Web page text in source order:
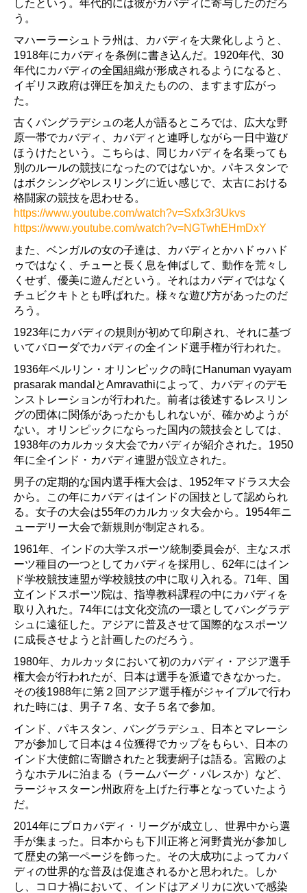
したという。年代的には彼がカバディに寄与したのだろ
う。
マハーラーシュトラ州は、カバディを大衆化しようと、
1918年にカバディを条例に書き込んだ。1920年代、30
年代にカバディの全国組織が形成されるようになると、
イギリス政府は弾圧を加えたものの、ますます広がっ
た。
古くバングラデシュの老人が語るところでは、広大な野
原一帯でカバディ、カバディと連呼しながら一日中遊び
ほうけたという。こちらは、同じカバディを名乗っても
別のルールの競技になったのではないか。パキスタンで
はボクシングやレスリングに近い感じで、太古における
格闘家の競技を思わせる。
https://www.youtube.com/watch?v=Sxfx3r3Ukvs
https://www.youtube.com/watch?v=NGTwhEHmDxY
また、ベンガルの女の子達は、カバディとかハドゥハド
ゥではなく、チューと長く息を伸ばして、動作を荒々し
くせず、優美に遊んだという。それはカバディではなく
チュビクキトとも呼ばれた。様々な遊び方があったのだ
ろう。
1923年にカバディの規則が初めて印刷され、それに基づ
いてバローダでカバディの全インド選手権が行われた。
1936年ベルリン・オリンピックの時にHanuman vyayam
prasarak mandalとAmravathiによって、カバディのデモ
ンストレーションが行われた。前者は後述するレスリン
グの団体に関係があったかもしれないが、確かめようが
ない。オリンピックにならった国内の競技会としては、
1938年のカルカッタ大会でカバディが紹介された。1950
年に全インド・カバディ連盟が設立された。
男子の定期的な国内選手権大会は、1952年マドラス大会
から。この年にカバディはインドの国技として認められ
る。女子の大会は55年のカルカッタ大会から。1954年ニ
ューデリー大会で新規則が制定される。
1961年、インドの大学スポーツ統制委員会が、主なスポ
ーツ種目の一つとしてカバディを採用し、62年にはイン
ド学校競技連盟が学校競技の中に取り入れる。71年、国
立インドスポーツ院は、指導教科課程の中にカバディを
取り入れた。74年には文化交流の一環としてバングラデ
シュに遠征した。アジアに普及させて国際的なスポーツ
に成長させようと計画したのだろう。
1980年、カルカッタにおいて初のカバディ・アジア選手
権大会が行われたが、日本は選手を派遣できなかった。
その後1988年に第２回アジア選手権がジャイプルで行わ
れた時には、男子７名、女子５名で参加。
インド、パキスタン、バングラデシュ、日本とマレーシ
アが参加して日本は４位獲得でカップをもらい、日本の
インド大使館に寄贈されたと我妻絅子は語る。宮殿のよ
うなホテルに泊まる（ラームバーグ・パレスか）など、
ラージャスターン州政府を上げた行事となっていたよう
だ。
2014年にプロカバディ・リーグが成立し、世界中から選
手が集まった。日本からも下川正将と河野貴光が参加し
て歴史の第一ページを飾った。その大成功によってカバ
ディの世界的な普及は促進されるかと思われた。しか
し、コロナ禍において、インドはアメリカに次いで感染